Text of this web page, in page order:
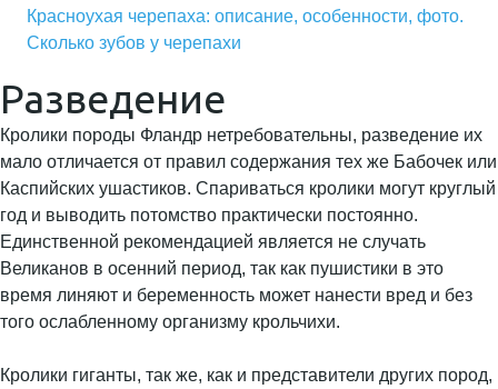
Красноухая черепаха: описание, особенности, фото.
Сколько зубов у черепахи
Разведение
Кролики породы Фландр нетребовательны, разведение их
мало отличается от правил содержания тех же Бабочек или
Каспийских ушастиков. Спариваться кролики могут круглый
год и выводить потомство практически постоянно.
Единственной рекомендацией является не случать
Великанов в осенний период, так как пушистики в это
время линяют и беременность может нанести вред и без
того ослабленному организму крольчихи.
Кролики гиганты, так же, как и представители других пород,